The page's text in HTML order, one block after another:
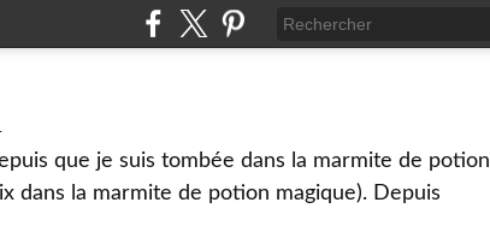
que je suis tombée dans la marmite de potion
dans la marmite de potion magique). Depuis